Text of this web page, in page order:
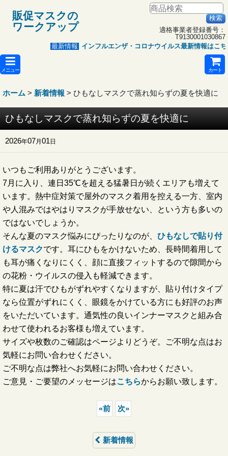
販促マスクの
ワークアップ
適格事業者登録番号：
T9130001030867
最新情報
インフルエンザ・コロナウイルス最新情報はこち
メニュー カート
ホーム > 新着情報 > ひもなしマスクで蒸れ知らずの夏を快適に
ひもなしマスクで蒸れ知らずの夏を快適に
2026年07月01 日
いつもご利用ありがとうございます。
7月に入り、連日35℃を超える猛暑日が続くエリアも増えて
います。熱中症対策で屋外のマスク着用を控える一方、室内
や人混みではやはりマスクが手放せない、という方も多いの
ではないでしょうか。
そんな夏のマスク悩みにぴったりなのが、 ひもなしで貼り付
けるマスクです。耳にひもをかけないため、長時間着用して
も耳が痛くなりにくく、顔に直接フィットするので隙間から
の花粉・ウイルスの侵入も軽減できます。
特に夏は汗でひもがずれやすくなりますが、貼り付けタイプ
なら位置がずれにくく、眼鏡をかけている方にも好評のお声
をいただいています。通気性の良いインナーマスクと組み合
わせて使われるお客様も増えています。
サイズや枚数のご確認はページよりどうぞ。ご不明な点はお
気軽にお問い合わせください。
ご不明な点は弊社へお気軽にお問い合わせください。
ご意見・ご要望のメッセージはこちらからお願い致します。
«前 次»
新着情報